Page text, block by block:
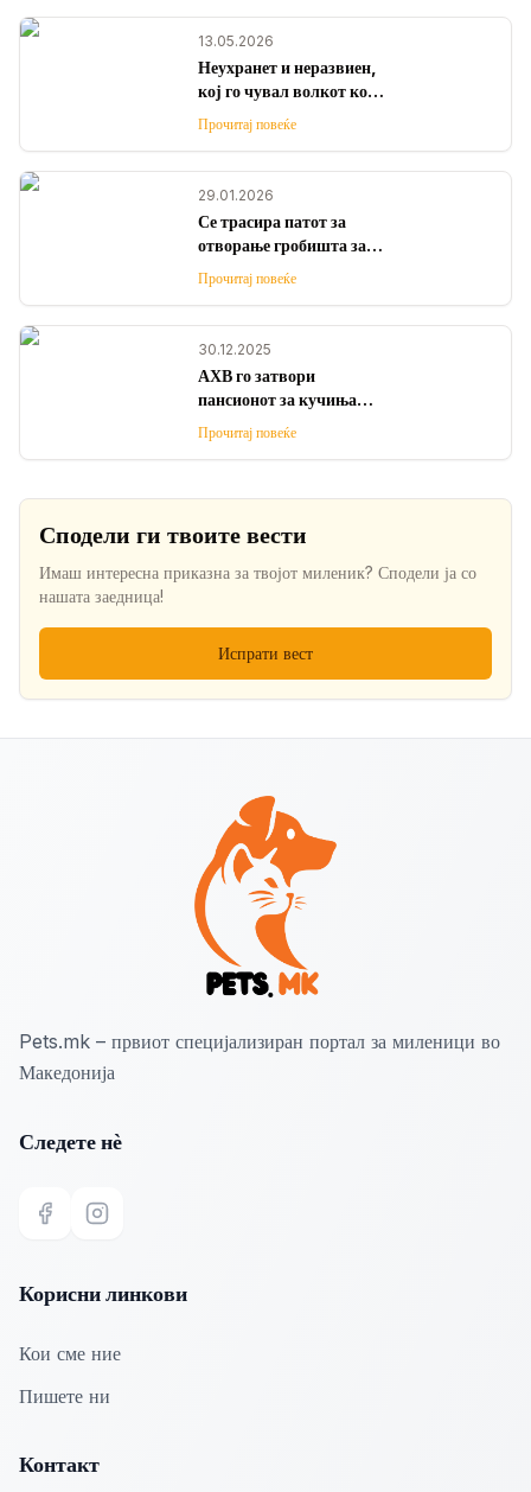
13.05.2026
Неухранет и неразвиен,
кој го чувал волкот кој
заврши во скопската
ЗОО?
Прочитај повеќе
29.01.2026
Се трасира патот за
отворање гробишта за
домашни миленици
Прочитај повеќе
30.12.2025
АХВ го затвори
пансионот за кучиња
„Ав ав“ поради можен
опасен смртоносен вирус
Прочитај повеќе
Сподели ги твоите вести
Имаш интересна приказна за твојот миленик? Сподели ја со
нашата заедница!
Испрати вест
Pets.mk – првиот специјализиран портал за миленици во
Македонија
Следете нѐ
Корисни линкови
Кои сме ние
Пишете ни
Контакт